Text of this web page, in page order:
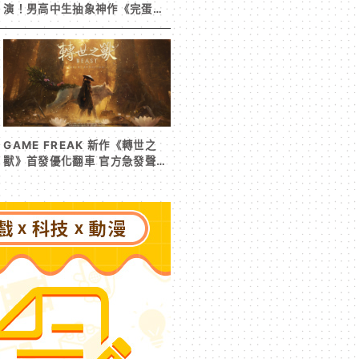
演！男高中生抽象神作《完蛋！
我被男同學包圍了》突然爆紅
GAME FREAK 新作《轉世之
獸》首發優化翻車 官方急發聲明
承諾提供大量更新彌補